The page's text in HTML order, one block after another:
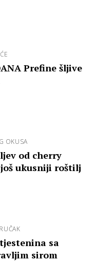
Prefine šljive
OKUSA
od cherry
ukusniji roštilj
sa
sirom